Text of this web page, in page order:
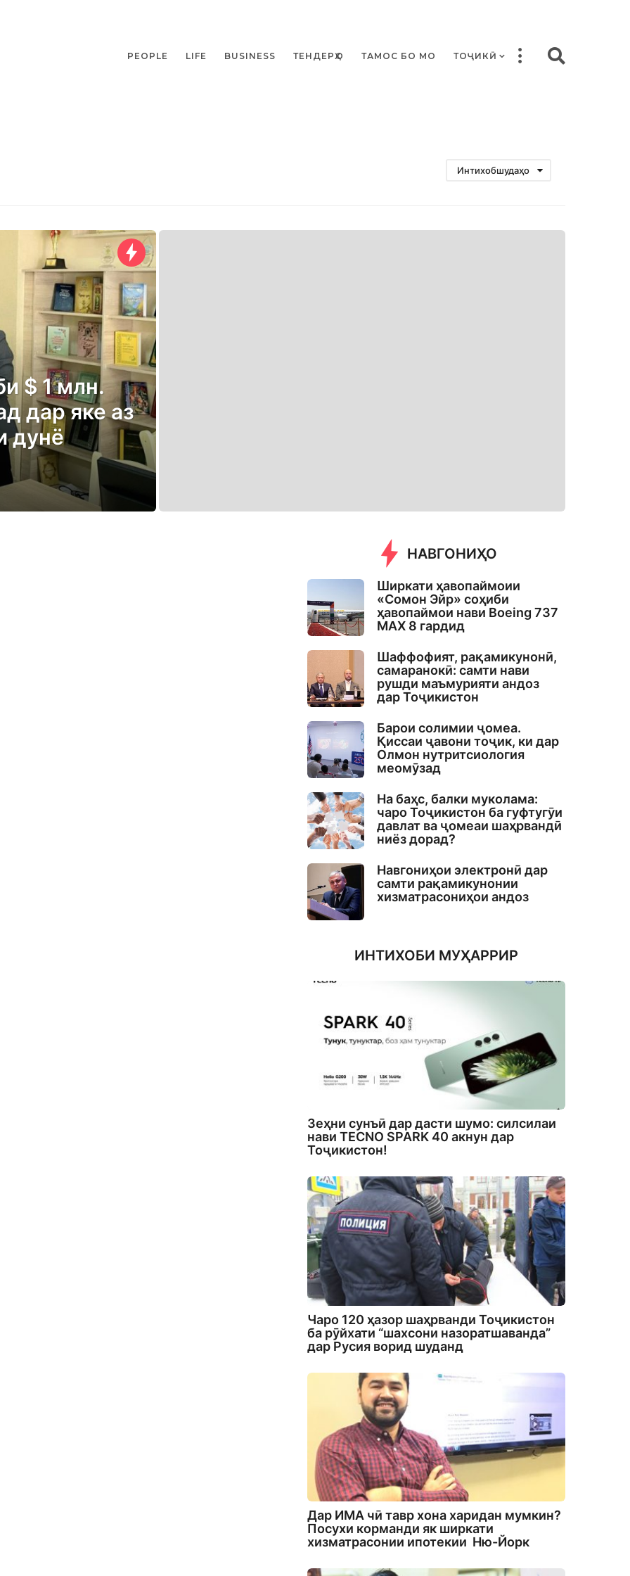
PEOPLE LIFE BUSINESS ТЕНДЕРҲО ТАМОС БО МО ТОҶИКӢ
Интихобшудаҳо
$ 1 млн.
дар яке аз
дунё
НАВГОНИҲО
Ширкати ҳавопаймоии
«Сомон Эйр» соҳиби
ҳавопаймои нави Boeing 737
MAX 8 гардид
Шаффофият, рақамикунонӣ,
самаранокӣ: самти нави
рушди маъмурияти андоз
дар Тоҷикистон
Барои солимии ҷомеа.
Қиссаи ҷавони тоҷик, ки дар
Олмон нутритсиология
меомӯзад
На баҳс, балки муколама:
чаро Тоҷикистон ба гуфтугӯи
давлат ва ҷомеаи шаҳрвандӣ
ниёз дорад?
Навгониҳои электронӣ дар
самти рақамикунонии
хизматрасониҳои андоз
ИНТИХОБИ МУҲАРРИР
Зеҳни сунъӣ дар дасти шумо: силсилаи
нави TECNO SPARK 40 акнун дар
Тоҷикистон!
Чаро 120 ҳазор шаҳрванди Тоҷикистон
ба рӯйхати “шахсони назоратшаванда”
дар Русия ворид шуданд
Дар ИМА чӣ тавр хона харидан мумкин?
Посухи корманди як ширкати
хизматрасонии ипотекии Ню-Йорк